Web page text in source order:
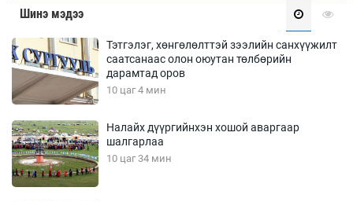
Шинэ мэдээ
Тэтгэлэг, хөнгөлөлттэй зээлийн санхүүжилт
саатсанаас олон оюутан төлбөрийн
дарамтад оров
10 цаг 4 мин
Налайх дүүргийнхэн хошой аваргаар
шалгарлаа
10 цаг 34 мин